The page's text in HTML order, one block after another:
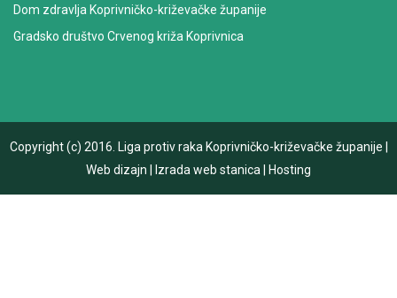
Dom zdravlja Koprivničko-križevačke županije
Gradsko društvo Crvenog križa Koprivnica
Copyright (c) 2016. Liga protiv raka Koprivničko-križevačke županije
Web dizajn
Izrada web stanica Hosting